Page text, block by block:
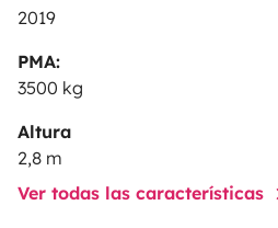
2019
PMA:
3500 kg
Altura
2,8 m
Ver todas las características